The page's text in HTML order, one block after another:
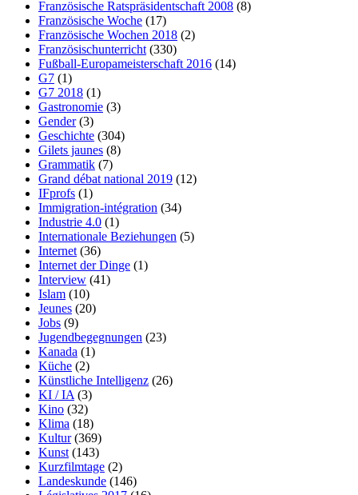
Französische Ratspräsidentschaft 2008 (8)
Französische Woche (17)
Französische Wochen 2018 (2)
Französischunterricht (330)
Fußball-Europameisterschaft 2016 (14)
G7 (1)
G7 2018 (1)
Gastronomie (3)
Gender(3)
Geschichte (304)
Gilets jaunes (8)
Grammatik (7)
Grand débat national 2019 (12)
IFprofs (1)
Immigration-intégration (34)
Industrie 4.0 (1)
Internationale Beziehungen (5)
Internet (36)
Internet der Dinge (1)
Interview (41)
Islam (10)
Jeunes (20)
Jobs (9)
Jugendbegegnungen (23)
Kanada (1)
Küche (2)
Künstliche Intelligenz (26)
KI / IA (3)
Kino (32)
Klima (18)
Kultur(369)
Kunst (143)
Kurzfilmtage (2)
Landeskunde (146)